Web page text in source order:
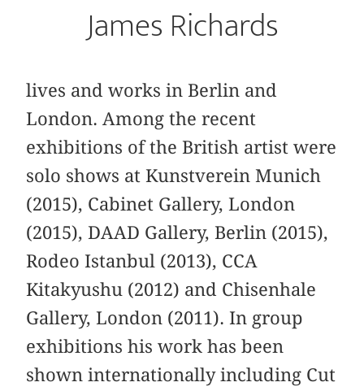
James Richards
lives and works in Berlin and
London. Among the recent
exhibitions of the British artist were
solo shows at Kunstverein Munich
(2015), Cabinet Gallery, London
(2015), DAAD Gallery, Berlin (2015),
Rodeo Istanbul (2013), CCA
Kitakyushu (2012) and Chisenhale
Gallery, London (2011). In group
exhibitions his work has been
shown internationally including Cut